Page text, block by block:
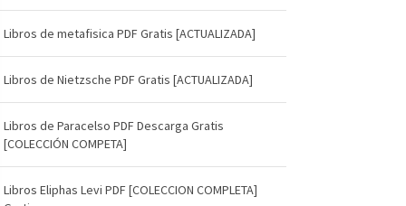
Libros de metafisica PDF Gratis [ACTUALIZADA]
Libros de Nietzsche PDF Gratis [ACTUALIZADA]
Libros de Paracelso PDF Descarga Gratis
[COLECCIÓN COMPETA]
Libros Eliphas Levi PDF [COLECCION COMPLETA]